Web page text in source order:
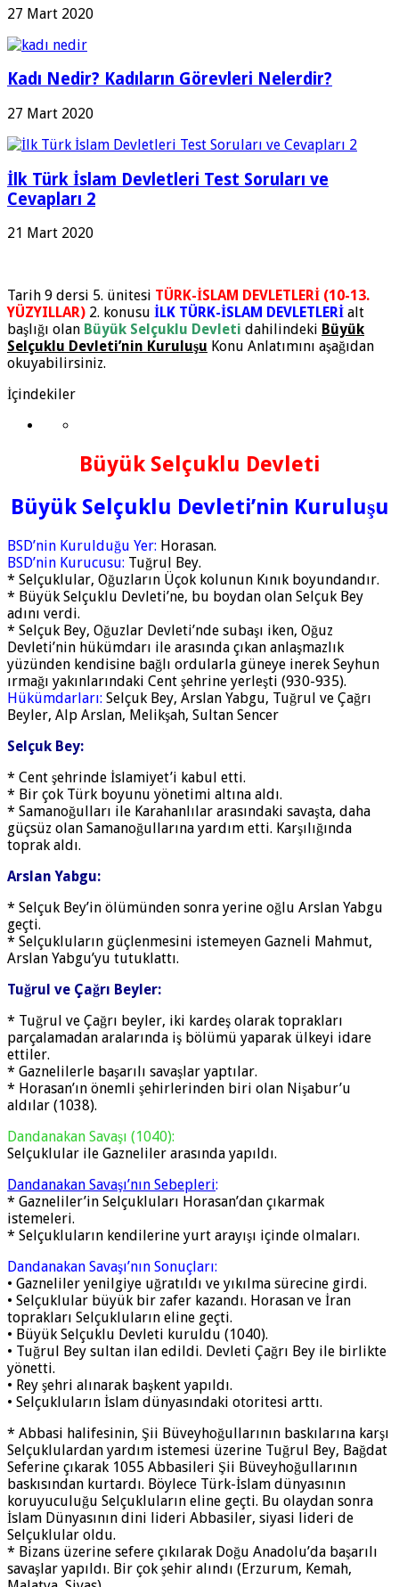
27 Mart 2020
Kadı Nedir? Kadıların Görevleri Nelerdir?
27 Mart 2020
İlk Türk İslam Devletleri Test Soruları ve
Cevapları 2
21 Mart 2020
Tarih 9 dersi 5. ünitesi TÜRK-İSLAM DEVLETLERİ (10-13.
YÜZYILLAR) 2. konusu İLK TÜRK-İSLAM DEVLETLERİ alt
başlığı olan Büyük Selçuklu Devleti dahilindeki Büyük
Selçuklu Devleti’nin Kuruluşu Konu Anlatımını aşağıdan
okuyabilirsiniz.
İçindekiler
Büyük Selçuklu Devleti
Büyük Selçuklu Devleti’nin Kuruluşu
BSD’nin Kurulduğu Yer: Horasan.
BSD’nin Kurucusu: Tuğrul Bey.
* Selçuklular, Oğuzların Üçok kolunun Kınık boyundandır.
* Büyük Selçuklu Devleti’ne, bu boydan olan Selçuk Bey
adını verdi.
* Selçuk Bey, Oğuzlar Devleti’nde subaşı iken, Oğuz
Devleti’nin hükümdarı ile arasında çıkan anlaşmazlık
yüzünden kendisine bağlı ordularla güneye inerek Seyhun
ırmağı yakınlarındaki Cent şehrine yerleşti (930-935).
Hükümdarları: Selçuk Bey, Arslan Yabgu, Tuğrul ve Çağrı
Beyler, Alp Arslan, Melikşah, Sultan Sencer
Selçuk Bey:
* Cent şehrinde İslamiyet’i kabul etti.
* Bir çok Türk boyunu yönetimi altına aldı.
* Samanoğulları ile Karahanlılar arasındaki savaşta, daha
güçsüz olan Samanoğullarına yardım etti. Karşılığında
toprak aldı.
Arslan Yabgu:
* Selçuk Bey’in ölümünden sonra yerine oğlu Arslan Yabgu
geçti.
* Selçukluların güçlenmesini istemeyen Gazneli Mahmut,
Arslan Yabgu’yu tutuklattı.
Tuğrul ve Çağrı Beyler:
* Tuğrul ve Çağrı beyler, iki kardeş olarak toprakları
parçalamadan aralarında iş bölümü yaparak ülkeyi idare
ettiler.
* Gaznelilerle başarılı savaşlar yaptılar.
* Horasan’ın önemli şehirlerinden biri olan Nişabur’u
aldılar (1038).
Dandanakan Savaşı (1040):
Selçuklular ile Gazneliler arasında yapıldı.
Dandanakan Savaşı’nın Sebepleri:
* Gazneliler’in Selçukluları Horasan’dan çıkarmak
istemeleri.
* Selçukluların kendilerine yurt arayışı içinde olmaları.
Dandanakan Savaşı’nın Sonuçları:
• Gazneliler yenilgiye uğratıldı ve yıkılma sürecine girdi.
• Selçuklular büyük bir zafer kazandı. Horasan ve İran
toprakları Selçukluların eline geçti.
• Büyük Selçuklu Devleti kuruldu (1040).
• Tuğrul Bey sultan ilan edildi. Devleti Çağrı Bey ile birlikte
yönetti.
• Rey şehri alınarak başkent yapıldı.
• Selçukluların İslam dünyasındaki otoritesi arttı.
* Abbasi halifesinin, Şii Büveyhoğullarının baskılarına karşı
Selçuklulardan yardım istemesi üzerine Tuğrul Bey, Bağdat
Seferine çıkarak 1055 Abbasileri Şii Büveyhoğullarının
baskısından kurtardı. Böylece Türk-İslam dünyasının
koruyuculuğu Selçukluların eline geçti. Bu olaydan sonra
İslam Dünyasının dini lideri Abbasiler, siyasi lideri de
Selçuklular oldu.
* Bizans üzerine sefere çıkılarak Doğu Anadolu’da başarılı
savaşlar yapıldı. Bir çok şehir alındı (Erzurum, Kemah,